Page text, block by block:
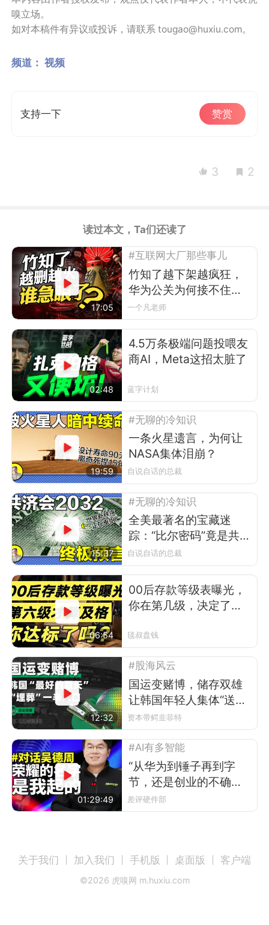
嗅立场。
如对本稿件有异议或投诉，请联系 tougao@huxiu.com。
频道： 视频
支持一下 赞赏
3 2
读过本文，Ta们还读了
17:05
#互联网大厂那些事儿
竹知了越下架越疯狂，
华为公关为何接不住
梗？
一个凡老师
02:48
4.5万条极端问题投喂友
商AI，Meta这招太脏了
蓝字计划
19:59
#无聊的冷知识
一条火星遗言，为何让
NASA集体泪崩？
自说自话的总裁
15:37
#无聊的冷知识
全美最著名的宝藏迷
踪：“比尔密码”竟是共济
会的2032年预言？
自说自话的总裁
06:54
00后存款等级表曝光，
你在第几级，决定了你
毯叔盘钱
12:32
#股海风云
国运变赌博，储存双雄
让韩国年轻人集体“送外
卖”
资本带鳄韭菲特
01:29:49
#AI有多智能
“从华为到锤子再到字
节，还是创业的不确定
性更让我激动”
差评硬件部
关于我们 加入我们 手机版 桌面版 客户端
©2026 虎嗅网 m.huxiu.com